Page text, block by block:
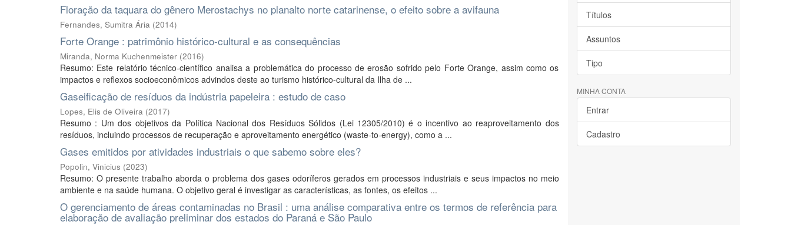
Floração da taquara do gênero Merostachys no planalto norte catarinense, o efeito sobre a avifauna
Fernandes, Sumitra Ária (2014)
Forte Orange : patrimônio histórico-cultural e as consequências
Miranda, Norma Kuchenmeister (2016)
Resumo: Este relatório técnico-científico analisa a problemática do processo de erosão sofrido pelo Forte Orange, assim como os
impactos e reflexos socioeconômicos advindos deste ao turismo histórico-cultural da Ilha de ...
Gaseificação de resíduos da indústria papeleira : estudo de caso
Lopes, Elis de Oliveira (2017)
Resumo : Um dos objetivos da Política Nacional dos Resíduos Sólidos (Lei 12305/2010) é o incentivo ao reaproveitamento dos
resíduos, incluindo processos de recuperação e aproveitamento energético (waste-to-energy), como a ...
Gases emitidos por atividades industriais o que sabemo sobre eles?
Popolin, Vinicius (2023)
Resumo: O presente trabalho aborda o problema dos gases odoríferos gerados em processos industriais e seus impactos no meio
ambiente e na saúde humana. O objetivo geral é investigar as características, as fontes, os efeitos ...
O gerenciamento de áreas contaminadas no Brasil : uma análise comparativa entre os termos de referência para
elaboração de avaliação preliminar dos estados do Paraná e São Paulo
Títulos
Assuntos
Tipo
MINHA CONTA
Entrar
Cadastro